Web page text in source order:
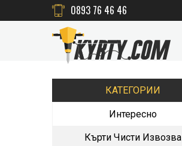
0893 76 46 46
КАТЕГОРИИ
Интересно
Кърти Чисти Извозва